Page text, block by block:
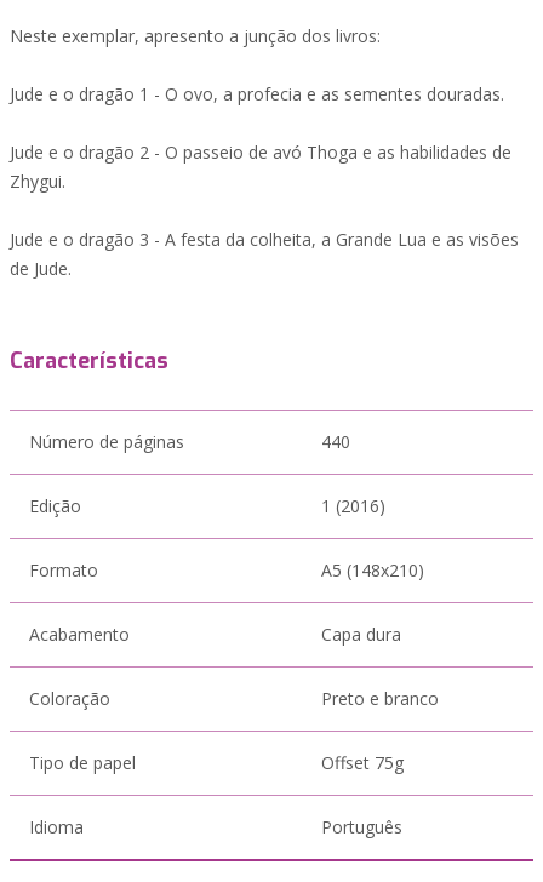
Neste exemplar, apresento a junção dos livros:
Jude e o dragão 1 - O ovo, a profecia e as sementes douradas.
Jude e o dragão 2 - O passeio de avó Thoga e as habilidades de
Zhygui.
Jude e o dragão 3 - A festa da colheita, a Grande Lua e as visões
de Jude.
Características
Número de páginas 440
Edição 1 (2016)
Formato A5 (148x210)
Acabamento Capa dura
Coloração Preto e branco
Tipo de papel Offset 75g
Idioma Português